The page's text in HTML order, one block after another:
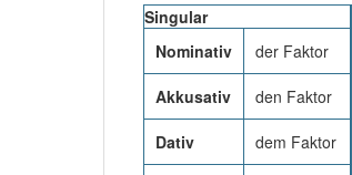
Singular
Nominativ
der Faktor
Akkusativ den Faktor
Dativ dem Faktor